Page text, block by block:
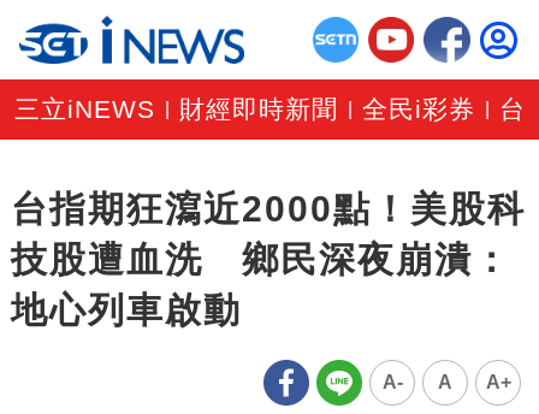
三立iNEWS 財經即時新聞 |全民i彩券 台
台指期狂瀉近2000點！美股科
技股遭血洗 鄉民深夜崩潰：
地心列車啟動
A- A A+